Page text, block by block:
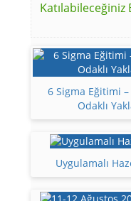
Katılabileceğiniz
6 Sigma Eğitimi
Odaklı
Uygulamalı